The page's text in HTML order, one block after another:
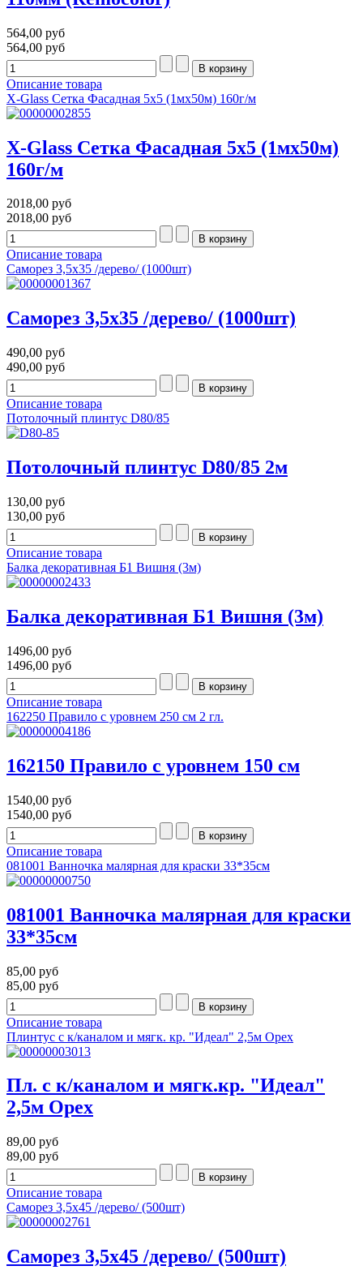
564,00 руб
564,00 руб
Описание товара
Х-Glass Сетка Фасадная 5х5 (1мх50м) 160г/м
Х-Glass Сетка Фасадная 5х5 (1мх50м)
160г/м
2018,00 руб
2018,00 руб
Описание товара
Саморез 3,5х35 /дерево/ (1000шт)
Саморез 3,5х35 /дерево/ (1000шт)
490,00 руб
490,00 руб
Описание товара
Потолочный плинтус D80/85
Потолочный плинтус D80/85 2м
130,00 руб
130,00 руб
Описание товара
Балка декоративная Б1 Вишня (3м)
Балка декоративная Б1 Вишня (3м)
1496,00 руб
1496,00 руб
Описание товара
162250 Правило с уровнем 250 см 2 гл.
162150 Правило с уровнем 150 см
1540,00 руб
1540,00 руб
Описание товара
081001 Ванночка малярная для краски 33*35см
081001 Ванночка малярная для краски
33*35см
85,00 руб
85,00 руб
Описание товара
Плинтус с к/каналом и мягк. кр. "Идеал" 2,5м Орех
Пл. с к/каналом и мягк.кр. "Идеал"
2,5м Орех
89,00 руб
89,00 руб
Описание товара
Саморез 3,5х45 /дерево/ (500шт)
Саморез 3,5х45 /дерево/ (500шт)